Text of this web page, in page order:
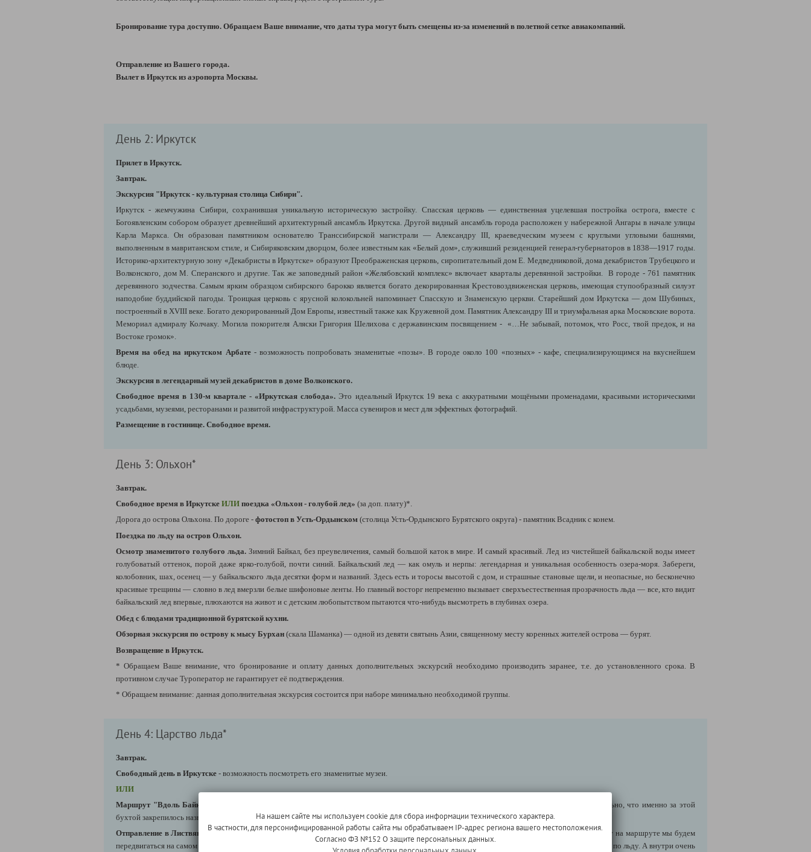
Бронирование тура доступно. Обращаем Ваше внимание, что даты тура могут быть смещены из-за изменений в полетной сетке авиакомпаний.
Отправление из Вашего города.
Вылет в Иркутск из аэропорта Москвы.
День 2: Иркутск
Прилет в Иркутск.
Завтрак.
Экскурсия "Иркутск - культурная столица Сибири".
Иркутск - жемчужина Сибири, сохранившая уникальную историческую застройку. Спасская церковь — единственная уцелевшая постройка острога, вместе с
Богоявленским собором образует древнейший архитектурный ансамбль Иркутска. Другой видный ансамбль города расположен у набережной Ангары в начале улицы
Карла Маркса. Он образован памятником основателю Транссибирской магистрали — Александру III, краеведческим музеем с круглыми угловыми башнями,
выполненным в мавританском стиле, и Сибиряковским дворцом, более известным как «Белый дом», служивший резиденцией генерал-губернаторов в 1838—1917 годы.
Историко-архитектурную зону «Декабристы в Иркутске» образуют Преображенская церковь, сиропитательный дом Е. Медведниковой, дома декабристов Трубецкого и
Волконского, дом М. Сперанского и другие. Так же заповедный район «Желябовский комплекс» включает кварталы деревянной застройки. В городе - 761 памятник
деревянного зодчества. Самым ярким образцом сибирского барокко является богато декорированная Крестовоздвиженская церковь, имеющая ступообразный силуэт
наподобие буддийской пагоды. Троицкая церковь с ярусной колокольней напоминает Спасскую и Знаменскую церкви. Старейший дом Иркутска — дом Шубиных,
построенный в XVIII веке. Богато декорированный Дом Европы, известный также как Кружевной дом. Памятник Александру III и триумфальная арка Московские ворота.
Мемориал адмиралу Колчаку. Могила покорителя Аляски Григория Шелихова с державинским посвящением - «…Не забывай, потомок, что Росс, твой предок, и на
Востоке громок».
Время на обед на иркутском Арбате - возможность попробовать знаменитые «позы». В городе около 100 «позных» - кафе, специализирующимся на вкуснейшем
блюде.
Экскурсия в легендарный музей декабристов в доме Волконского.
Свободное время в 130-м квартале - «Иркутская слобода». Это идеальный Иркутск 19 века с аккуратными мощёными променадами, красивыми историческими
усадьбами, музеями, ресторанами и развитой инфраструктурой. Масса сувениров и мест для эффектных фотографий.
Размещение в гостинице. Свободное время.
День 3: Ольхон*
Завтрак.
Свободное время в Иркутске ИЛИ поездка «Ольхон - голубой лед» (за доп. плату)*.
Дорога до острова Ольхона. По дороге - фотостоп в Усть-Ордынском (столица Усть-Ордынского Бурятского округа) - памятник Всадник с конем.
Поездка по льду на остров Ольхон.
Осмотр знаменитого голубого льда.Зимний Байкал, без преувеличения, самый большой каток в мире. И самый красивый. Лед из чистейшей байкальской воды имеет
голубоватый оттенок, порой даже ярко-голубой, почти синий. Байкальский лед — как омуль и нерпы: легендарная и уникальная особенность озера-моря. Забереги,
колобовник, шах, осенец — у байкальского льда десятки форм и названий. Здесь есть и торосы высотой с дом, и страшные становые щели, и неопасные, но бесконечно
красивые трещины — словно в лед вмерзли белые шифоновые ленты. Но главный восторг непременно вызывает сверхъестественная прозрачность льда — все, кто видит
байкальский лед впервые, плюхаются на живот и с детским любопытством пытаются что-нибудь высмотреть в глубинах озера.
Обед с блюдами традиционной бурятской кухни.
Обзорная экскурсия по острову к мысу Бурхан (скала Шаманка) — одной из девяти святынь Азии, священному месту коренных жителей острова — бурят.
Возвращение в Иркутск.
* Обращаем Ваше внимание, что бронирование и оплату данных дополнительных экскурсий необходимо производить заранее, т.е. до установленного срока. В
противном случае Туроператор не гарантирует её подтверждения.
* Обращаем внимание: данная дополнительная экскурсия состоится при наборе минимально необходимой группы.
День 4: Царство льда*
Завтрак.
Свободный день в Иркутске - возможность посмотреть его знаменитые музеи.
ИЛИ
Маршрут "Вдоль Байкала: царство льда
Не удивительно, что именно за этой
бухтой закрепилось название "Байкальская Ривьера".
Отправление в Листвянку(Иркутск → Листвянка: 70 км)- начальную точку маршрута.Автомобильных дорог в бухту Песчаную нет, поэтому на маршруте мы будем
передвигаться на самом безопасном и комфортном транспорте – хивусе (судне на воздушной подушке), которое может ходить как по воде, так и по льду. А внутри очень
На нашем сайте мы используем cookie для сбора информации технического характера.
В частности, для персонифицированной работы сайта мы обрабатываем IP-адрес региона вашего местоположения.
Согласно ФЗ №152 О защите персональных данных.